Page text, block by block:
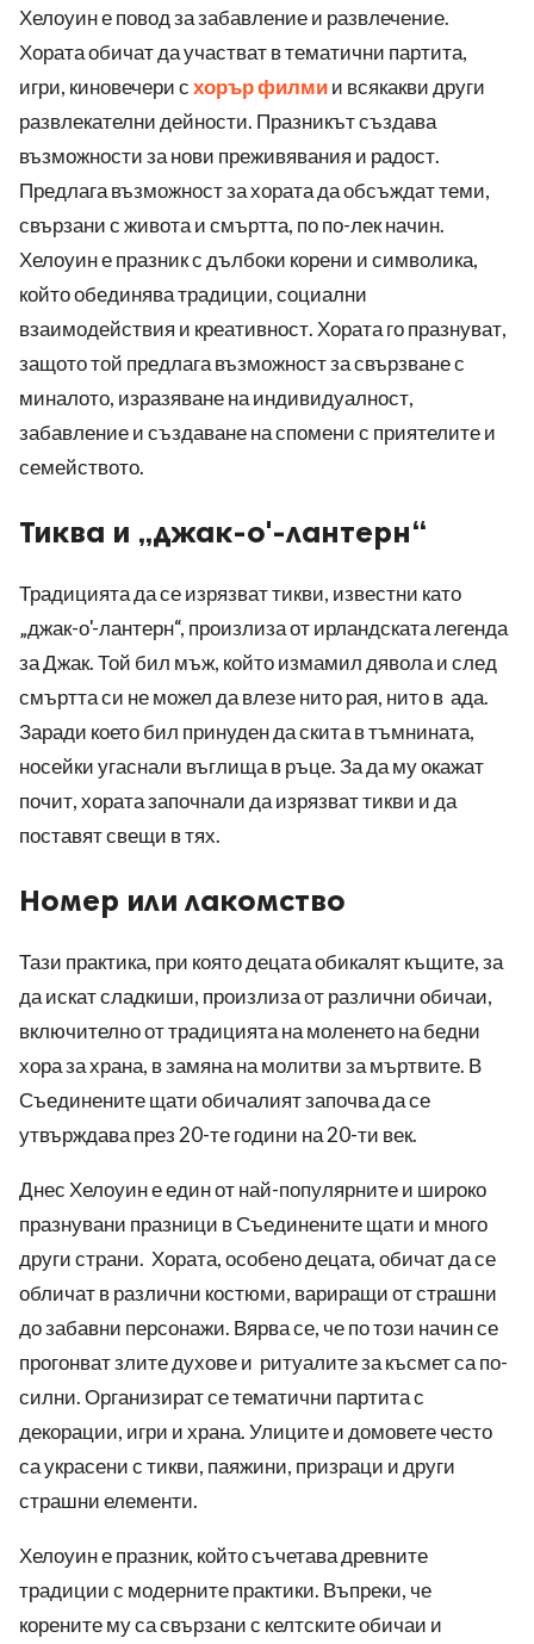
Хелоуин е повод за забавление и развлечение.
Хората обичат да участват в тематични партита,
игри, киновечери схорър филмии всякакви други
развлекателни дейности. Празникът създава
възможности за нови преживявания и радост.
Предлага възможност за хората да обсъждат теми,
свързани с живота и смъртта, по по-лек начин.
Хелоуин е празник с дълбоки корени и символика,
който обединява традиции, социални
взаимодействия и креативност. Хората го празнуват,
защото той предлага възможност за свързване с
миналото, изразяване на индивидуалност,
забавление и създаване на спомени с приятелите и
семейството.
Тиква и „джак-о'-лантерн“
Традицията да се изрязват тикви, известни като
„джак-о'-лантерн“, произлиза от ирландската легенда
за Джак. Той бил мъж, който измамил дявола и след
смъртта си не можел да влезе нито рая, нито в ада.
Заради което бил принуден да скита в тъмнината,
носейки угаснали въглища в ръце. За да му окажат
почит, хората започнали да изрязват тикви и да
поставят свещи в тях.
Номер или лакомство
Тази практика, при която децата обикалят къщите, за
да искат сладкиши, произлиза от различни обичаи,
включително от традицията на моленето на бедни
хора за храна, в замяна на молитви за мъртвите. В
Съединените щати обичалият започва да се
утвърждава през 20-те години на 20-ти век.
Днес Хелоуин е един от най-популярните и широко
празнувани празници в Съединените щати и много
други страни. Хората, особено децата, обичат да се
обличат в различни костюми, вариращи от страшни
до забавни персонажи. Вярва се, че по този начин се
прогонват злите духове и ритуалите за късмет са по-
силни. Организират се тематични партита с
декорации, игри и храна. Улиците и домовете често
са украсени с тикви, паяжини, призраци и други
страшни елементи.
Хелоуин е празник, който съчетава древните
традиции с модерните практики. Въпреки, че
корените му са свързани с келтските обичаи и